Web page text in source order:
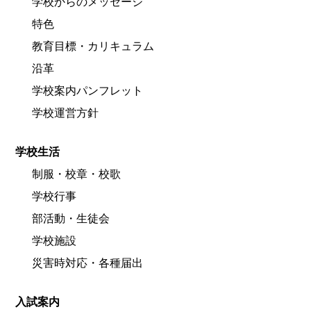
特色
教育目標・カリキュラム
沿革
学校案内パンフレット
学校運営方針
学校生活
制服・校章・校歌
学校行事
部活動・生徒会
学校施設
災害時対応・各種届出
入試案内